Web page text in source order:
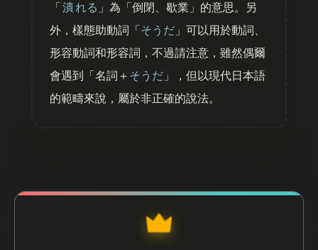
「 潰れる 」為「倒閉、歇業」的意思。另
外，樣態助動詞「 そうだ 」可以用於動詞、
形容動詞和形容詞，不過請注意，雖然偶爾
會遇到「名詞＋ そうだ 」，但以現代日本語
的範疇來說，屬於非正確的說法。